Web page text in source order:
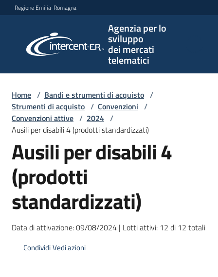
Vai al contenuto
Vai alla navigazione
Vai al footer
Regione Emilia-Romagna
Agenzia per lo
sviluppo
dei mercati
telematici
per lo
sviluppo
telematici
L'Agenzia
Bandi
e
strumenti
di
acquisto
Home / Bandi e strumenti di acquisto /
Strumenti di acquisto / Convenzioni /
Convenzioni attive / 2024 /
Ausili per disabili 4 (prodotti standardizzati)
Ausili per disabili 4
(prodotti
standardizzati)
Data di attivazione: 09/08/2024 | Lotti attivi: 12 di 12 totali
CondividiVedi azioni